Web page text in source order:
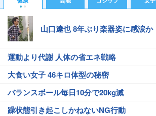
山口達也 8年ぶり楽器姿に感涙か
運動より代謝 人体の省エネ戦略
大食い女子 46キロ体型の秘密
バランスボール毎日10分で20kg減
躁状態引き起こしかねないNG行動